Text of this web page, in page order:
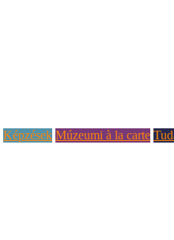
Képzések Múzeumi à la carte